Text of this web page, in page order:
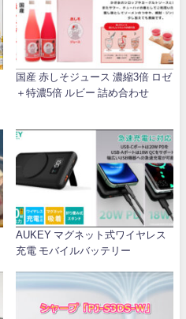
国産 赤しそジュース 濃縮3倍 ロゼ
＋特濃5倍 ルビー 詰め合わせ
AUKEY マグネット式ワイヤレス
充電 モバイルバッテリー